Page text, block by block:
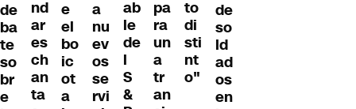
de
ba
te
so
br
e
nd
ar
es
ch
an
ta
e
el
bo
ic
ot
a
a
nu
ev
os
se
rvi
ab
le
de
l
S
&
pa
ra
un
a
tr
an
to
di
sti
nt
o"
de
so
ld
ad
os
en